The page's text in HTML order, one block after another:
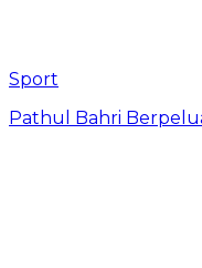
Sport
Pathul Bahri